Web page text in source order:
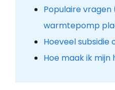
Populaire vragen
warmtepomp
Hoeveel subsidie
Hoe maak ik mijn